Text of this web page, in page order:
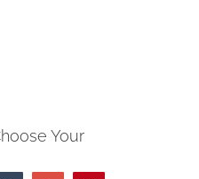
Your